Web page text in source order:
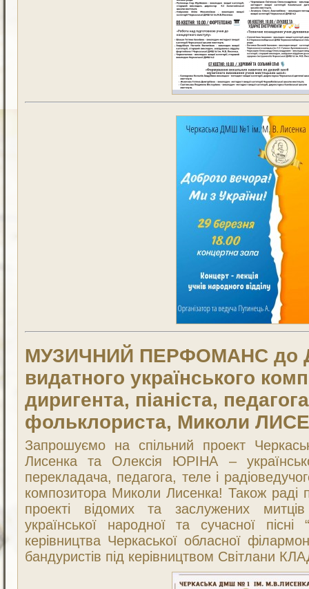
МУЗИЧНИЙ ПЕРФОМАНС до
видатного українського
диригента, піаніста,
фольклориста, Миколи
Запрошуємо на спільний проект
Лисенка та Олексія ЮРІНА –
перекладача, педагога, теле і
композитора Миколи Лисенка! Також раді
проекті відомих та заслужених
української народної та сучасної
керівництва Черкаської обласної
бандуристів під керівництвом Світлани